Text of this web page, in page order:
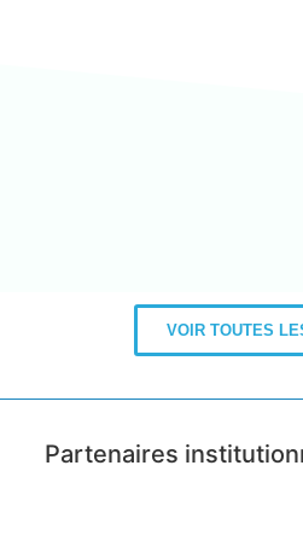
VOIR TOUTES
Partenaires